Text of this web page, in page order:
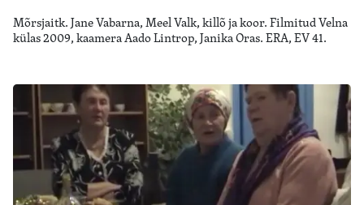
Mõrsjaitk. Jane Vabarna, Meel Valk, killõ ja koor. Filmitud Velna
külas 2009, kaamera Aado Lintrop, Janika Oras. ERA, EV 41.